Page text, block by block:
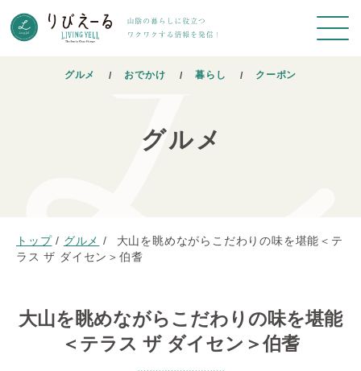
グルメ おでかけ 暮らし クーポン
グルメ
トップ / グルメ /
大山を眺めながらこだわりの味を堪能＜テ
ラス ザ ダイセン＞伯耆
大山を眺めながらこだわりの味を堪能
＜テラス ザ ダイセン＞伯耆